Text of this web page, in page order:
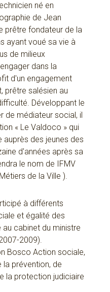
né en
de Jean
prêtre fondateur de la
ayant voué sa vie à
de milieux
dans la
d'un engagement
prêtre salésien au
Développant le
de médiateur social, il
« Le Valdoco » qui
des jeunes des
d'années après sa
le nom de IFMV
de la Ville ).
à différents
et égalité des
cabinet du ministre
2009).
Bosco Action sociale,
prévention, de
la protection judiciaire